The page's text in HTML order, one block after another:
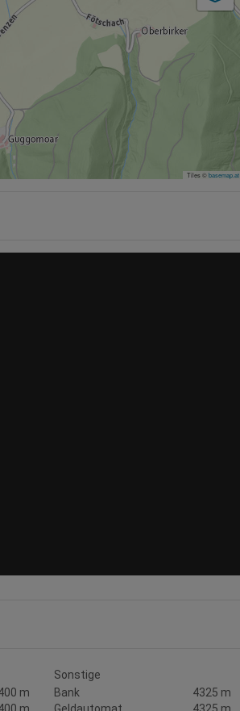
Tiles ©basemap.at
m
Sonstige
Bank
4325 m